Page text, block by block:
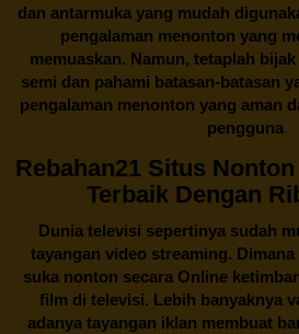
dan antarmuka yang mudah
pengalaman menonton yang
memuaskan. Namun, tetaplah
semi dan pahami batasan-batasan
pengalaman menonton yang aman
pengguna
Rebahan21 Situs
Terbaik Dengan
Dunia televisi sepertinya sudah
tayangan video streaming.
suka nonton secara Online
film di televisi. Lebih banyaknya
adanya tayangan iklan membuat